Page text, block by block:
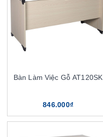
Bàn Làm Việc Gỗ AT120SK
846.000₫